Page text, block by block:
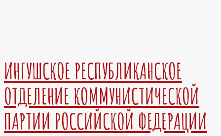
ИНГУШСКОЕ РЕСПУБЛИКАНСКОЕ
ОТДЕЛЕНИЕ КОММУНИСТИЧЕСКОЙ
ПАРТИИ РОССИЙСКОЙ ФЕДЕРАЦИИ